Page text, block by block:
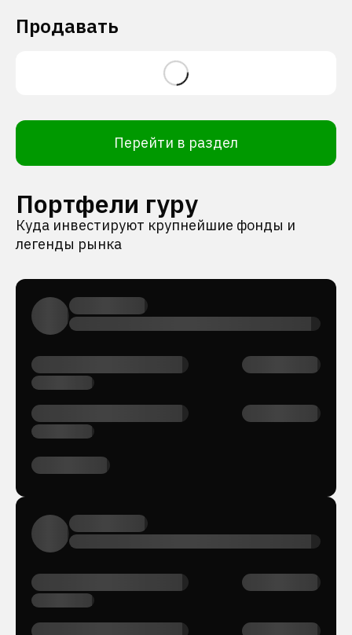
Продавать
Перейти в раздел
Портфели гуру
Куда инвестируют крупнейшие фонды и
легенды рынка